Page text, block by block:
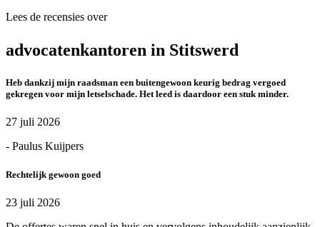
Lees de recensies over
advocatenkantoren in Stitswerd
Heb dankzij mijn raadsman een buitengewoon keurig bedrag vergoed
gekregen voor mijn letselschade. Het leed is daardoor een stuk minder.
27 juli 2026
- Paulus Kuijpers
Rechtelijk gewoon goed
23 juli 2026